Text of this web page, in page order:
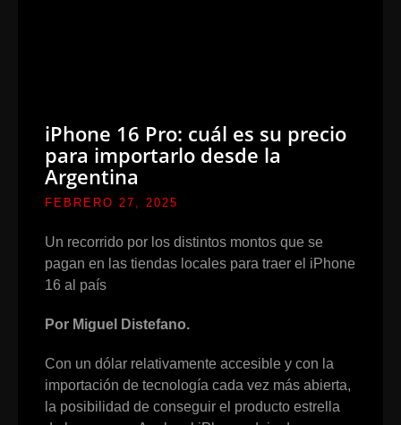
iPhone 16 Pro: cuál es su precio
para importarlo desde la
Argentina
FEBRERO 27, 2025
Un recorrido por los distintos montos que se
pagan en las tiendas locales para traer el iPhone
16 al país
Por Miguel Distefano.
Con un dólar relativamente accesible y con la
importación de tecnología cada vez más abierta,
la posibilidad de conseguir el producto estrella